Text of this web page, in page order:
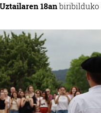
Uztailaren 18anbiribilduko